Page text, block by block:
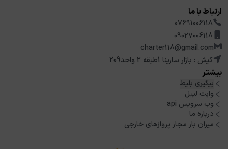
ارتباط با ما
07691006118
09027006118
charter118@gmail.com
کیش : بازار سارینا 1طبقه 2 واحد209
بیشتر
پیگیری بلیط
وایت لیبل
وب سرویس api
درباره ما
میزان بار مجاز پروازهای خارجی